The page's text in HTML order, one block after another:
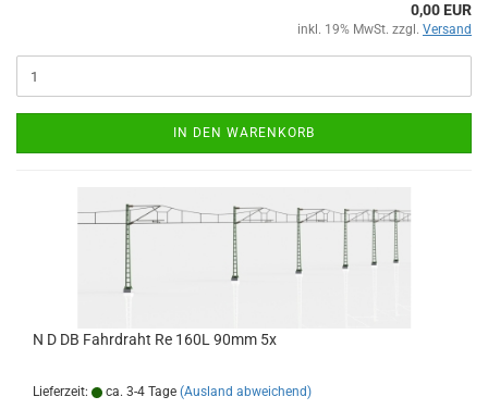
0,00 EUR
inkl. 19% MwSt. zzgl. Versand
IN DEN WARENKORB
N D DB Fahrdraht Re 160L 90mm 5x
Lieferzeit: ca. 3-4 Tage (Ausland abweichend)